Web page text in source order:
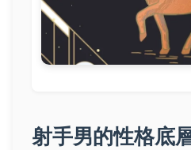
射手男的性格底